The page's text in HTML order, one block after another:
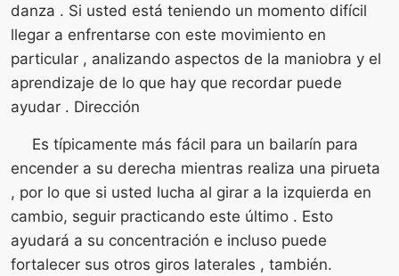
danza . Si usted está teniendo un momento difícil
llegar a enfrentarse con este movimiento en
particular , analizando aspectos de la maniobra y el
aprendizaje de lo que hay que recordar puede
ayudar . Dirección
Es típicamente más fácil para un bailarín para
encender a su derecha mientras realiza una pirueta
, por lo que si usted lucha al girar a la izquierda en
cambio, seguir practicando este último . Esto
ayudará a su concentración e incluso puede
fortalecer sus otros giros laterales , también.